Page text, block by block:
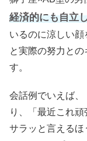
経済的にも自立
いるのに涼しい
と実際の努力と
す。
会話例でいえば、
り、「最近これ
サラッと言えるほ